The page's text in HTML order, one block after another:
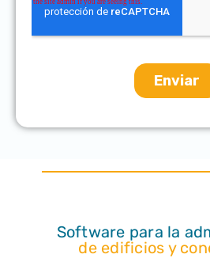
Software para la
de edificios y